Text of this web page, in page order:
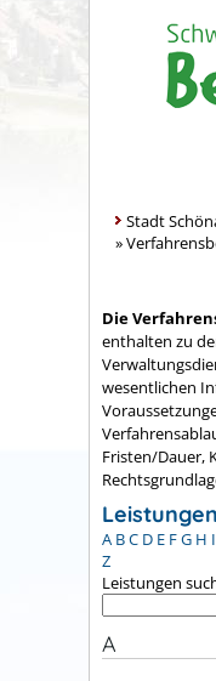
Stadt
»
Die
enthalten zu
wesentlichen
Fristen/Dauer,
Leistungen
A BC D E FG H I
Z
Leistungen
A